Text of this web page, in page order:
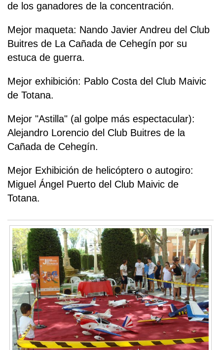
de los ganadores de la concentración.
Mejor maqueta: Nando Javier Andreu del Club
Buitres de La Cañada de Cehegín por su
estuca de guerra.
Mejor exhibición: Pablo Costa del Club Maivic
de Totana.
Mejor "Astilla" (al golpe más espectacular):
Alejandro Lorencio del Club Buitres de la
Cañada de Cehegín.
Mejor Exhibición de helicóptero o autogiro:
Miguel Ángel Puerto del Club Maivic de
Totana.